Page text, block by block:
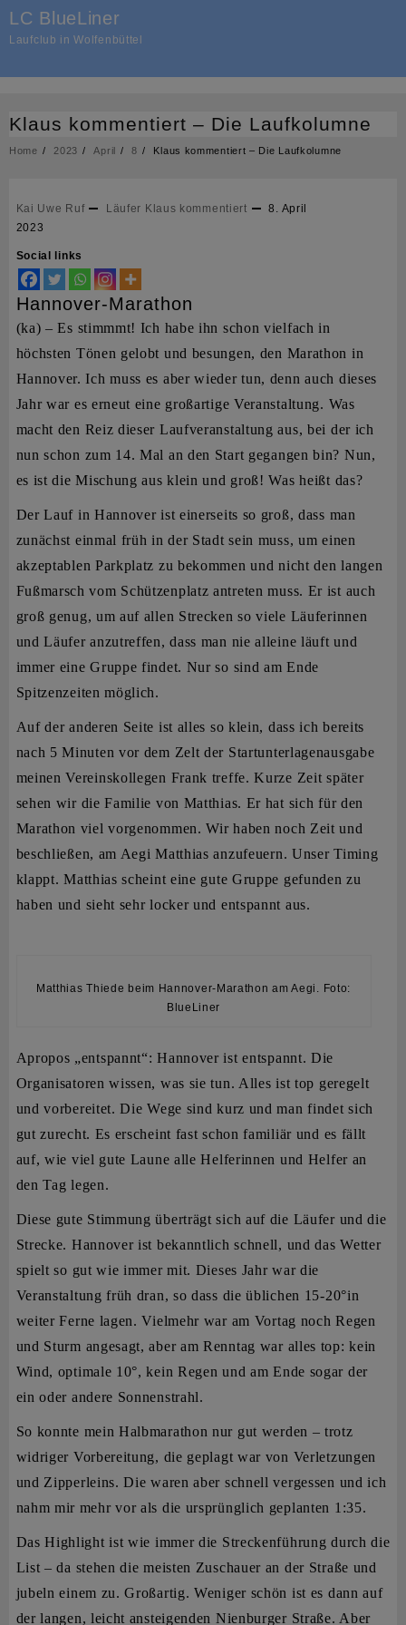
content
LC BlueLiner
Laufclub in Wolfenbüttel
Klaus kommentiert – Die Laufkolumne
Home 2023 April 8 Klaus kommentiert – Die Laufkolumne
Kai Uwe Ruf Läufer Klaus kommentiert
8. April
2023
Social links
Hannover-Marathon
(ka) – Es stimmmt! Ich habe ihn schon vielfach in
höchsten Tönen gelobt und besungen, den Marathon in
Hannover. Ich muss es aber wieder tun, denn auch dieses
Jahr war es erneut eine großartige Veranstaltung. Was
macht den Reiz dieser Laufveranstaltung aus, bei der ich
nun schon zum 14. Mal an den Start gegangen bin? Nun,
es ist die Mischung aus klein und groß! Was heißt das?
Der Lauf in Hannover ist einerseits so groß, dass man
zunächst einmal früh in der Stadt sein muss, um einen
akzeptablen Parkplatz zu bekommen und nicht den langen
Fußmarsch vom Schützenplatz antreten muss. Er ist auch
groß genug, um auf allen Strecken so viele Läuferinnen
und Läufer anzutreffen, dass man nie alleine läuft und
immer eine Gruppe findet. Nur so sind am Ende
Spitzenzeiten möglich.
Auf der anderen Seite ist alles so klein, dass ich bereits
nach 5 Minuten vor dem Zelt der Startunterlagenausgabe
meinen Vereinskollegen Frank treffe. Kurze Zeit später
sehen wir die Familie von Matthias. Er hat sich für den
Marathon viel vorgenommen. Wir haben noch Zeit und
beschließen, am Aegi Matthias anzufeuern. Unser Timing
klappt. Matthias scheint eine gute Gruppe gefunden zu
haben und sieht sehr locker und entspannt aus.
Matthias Thiede beim Hannover-Marathon am Aegi. Foto:
BlueLiner
Apropos „entspannt“: Hannover ist entspannt. Die
Organisatoren wissen, was sie tun. Alles ist top geregelt
und vorbereitet. Die Wege sind kurz und man findet sich
gut zurecht. Es erscheint fast schon familiär und es fällt
auf, wie viel gute Laune alle Helferinnen und Helfer an
den Tag legen.
Diese gute Stimmung überträgt sich auf die Läufer und die
Strecke. Hannover ist bekanntlich schnell, und das Wetter
spielt so gut wie immer mit. Dieses Jahr war die
Veranstaltung früh dran, so dass die üblichen 15-20°in
weiter Ferne lagen. Vielmehr war am Vortag noch Regen
und Sturm angesagt, aber am Renntag war alles top: kein
Wind, optimale 10°, kein Regen und am Ende sogar der
ein oder andere Sonnenstrahl.
So konnte mein Halbmarathon nur gut werden – trotz
widriger Vorbereitung, die geplagt war von Verletzungen
und Zipperleins. Die waren aber schnell vergessen und ich
nahm mir mehr vor als die ursprünglich geplanten 1:35.
Das Highlight ist wie immer die Streckenführung durch die
List – da stehen die meisten Zuschauer an der Straße und
jubeln einem zu. Großartig. Weniger schön ist es dann auf
der langen, leicht ansteigenden Nienburger Straße. Aber